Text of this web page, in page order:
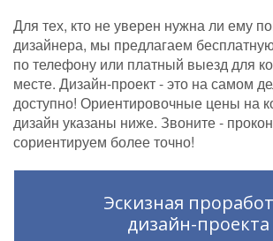
Для тех, кто не уверен нужна ли ему
дизайнера, мы предлагаем
по телефону или платный выезд для
месте. Дизайн-проект - это на самом
доступно! Ориентировочные цены на
дизайн указаны ниже. Звоните -
сориентируем более точно!
Эскизная
дизайн-проекта